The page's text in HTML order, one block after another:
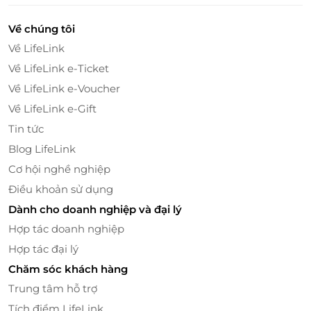
Vật Đặc Sắc
Sau khi đã thỏa sức vui chơi tại Vinwonders, bạn sẽ
tiếp tục hành trình khám phá thế giới hoang dã tại
nhất và độc đáo nhất Việt Nam. Tại đây, bạn sẽ được
tận mắt nhìn thấy hàng nghìn loài động vật quý
hiếm đến từ khắp nơi trên thế giới, trong một không
gian tự nhiên rộng lớn và được bảo tồn tốt.
Về chúng tôi
Về LifeLink
Về LifeLink e-Ticket
Về LifeLink e-Voucher
Về LifeLink e-Gift
Tin tức
Blog LifeLink
Cơ hội nghề nghiệp
Điều khoản sử dụng
Dành cho doanh nghiệp và đại lý
Hợp tác doanh nghiệp
Hợp tác đại lý
Chăm sóc khách hàng
Trung tâm hỗ trợ